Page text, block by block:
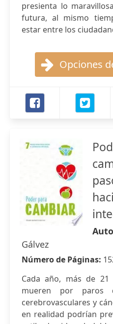
presienta lo
futura, al mismo
estar entre los
Opciones
Gálvez
Número de Páginas:
Cada año, más de
mueren por paros
cerebrovasculares y
en realidad podrían